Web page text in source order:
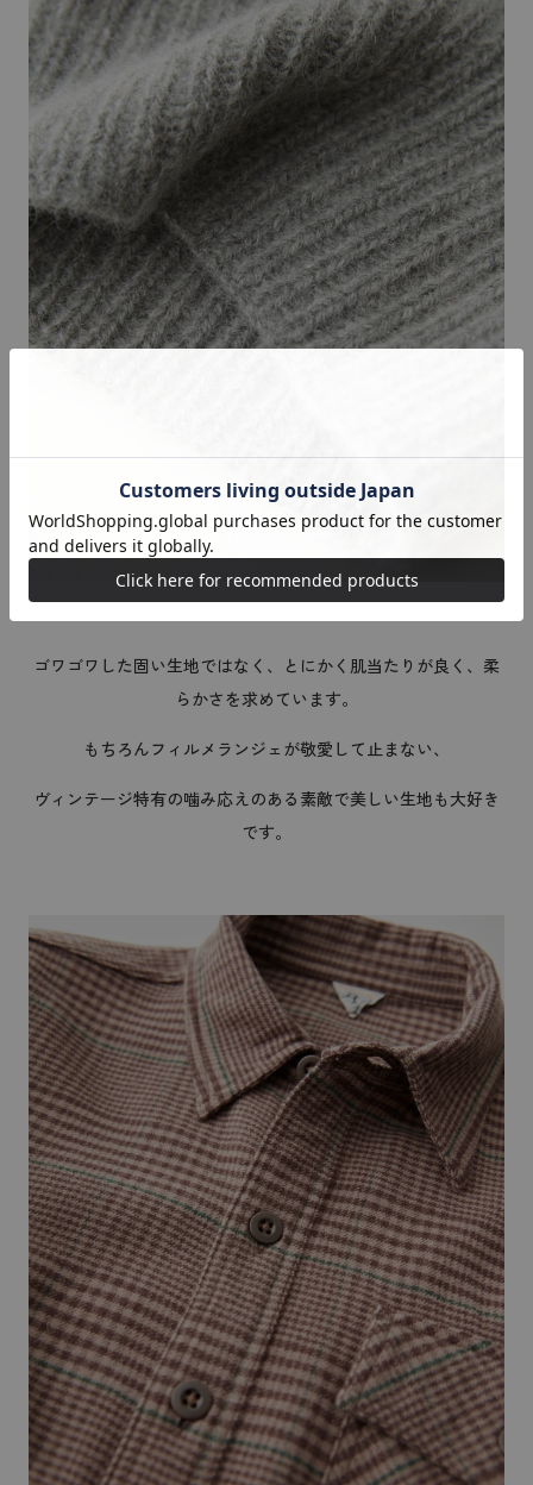
ゴワゴワした固い生地ではなく、とにかく肌当たりが良く、柔
らかさを求めています。
もちろんフィルメランジェが敬愛して止まない、
ヴィンテージ特有の噛み応えのある素敵で美しい生地も大好き
です。